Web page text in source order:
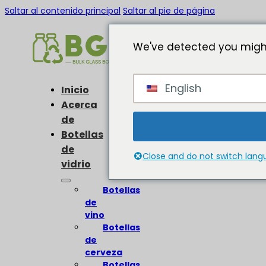
Saltar al contenido principal Saltar al pie de página
Inicio
Acerca
de
Botellas
de
vidrio
Botellas
de
vino
Botellas
de
cerveza
We've detected you
English
Close and do not switch